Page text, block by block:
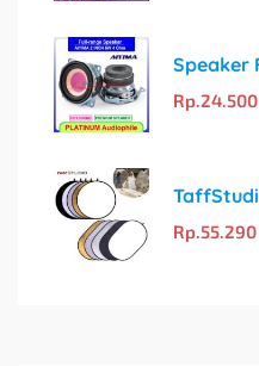
Rp.24.500
Rp.55.290